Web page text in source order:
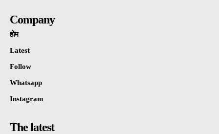
Company
होम
Latest
Follow
Whatsapp
Instagram
The latest